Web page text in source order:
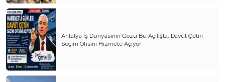
Yaşlılıkta Yeterlik – Yeterlikli Toplum
Dayanışma mı, Zorunlu Beraberlik mi?
Başarılı Yaşlanmayı “Herkes” İster!
Evde Bakım Yardımı 13.878 TL’ye yükseldi
Antalya İş Dünyasının Gözü Bu Açılışta: Davut Çetin
Seçim Ofisini Hizmete Açıyor